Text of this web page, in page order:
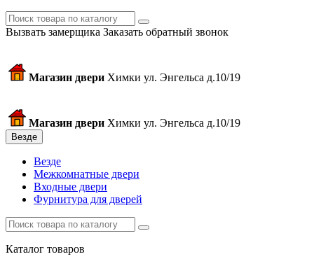
Вызвать замерщика Заказать обратный звонок
Магазин двери Химки ул. Энгельса д.10/19
Магазин двери Химки ул. Энгельса д.10/19
Везде
Везде
Межкомнатные двери
Входные двери
Фурнитура для дверей
Каталог товаров